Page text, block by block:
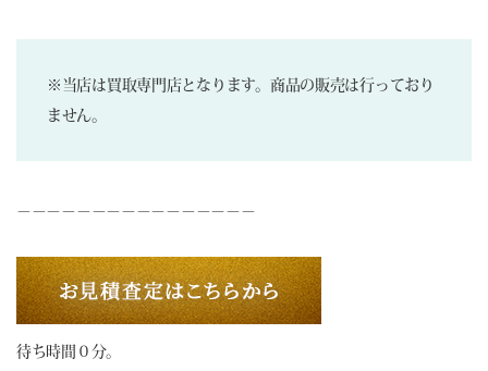
※当店は買取専門店となります。商品の販売は行っており
ません。
－－－－－－－－－－－－－－－－
待ち時間０分。